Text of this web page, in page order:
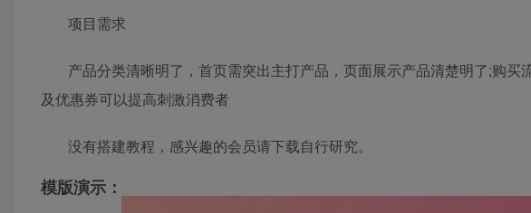
项目需求
产品分类清晰明了，首页需突出主打产品，页面展示产品清楚明了;购
及优惠券可以提高刺激消费者
没有搭建教程，感兴趣的会员请下载自行研究。
模版演示：